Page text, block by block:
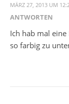
MÄRZ 27, 2013 UM
ANTWORTEN
Ich hab mal
so farbig zu